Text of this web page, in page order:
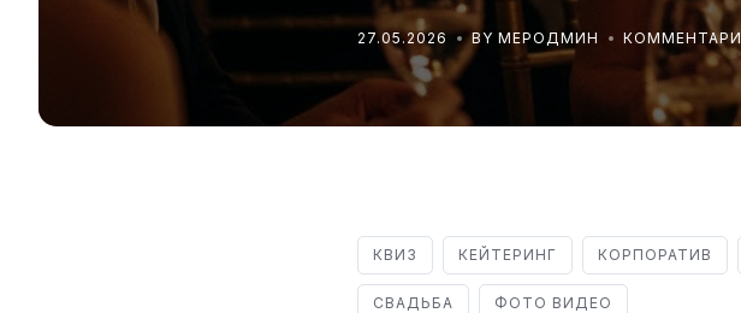
27.05.2026 BY МЕРОДМИН
КВИЗ КЕЙТЕРИНГ КОРПОРАТИВ
СВАДЬБА ФОТО ВИДЕО